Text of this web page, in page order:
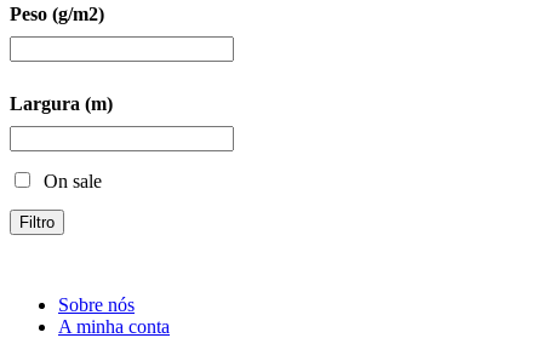
Peso (g/m2)
Largura (m)
On sale
Filtro
Sobre nós
A minha conta